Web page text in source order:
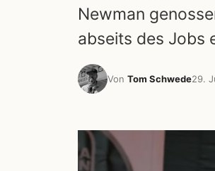
Newman
abseits des Jobs
Von Tom Schwede29.